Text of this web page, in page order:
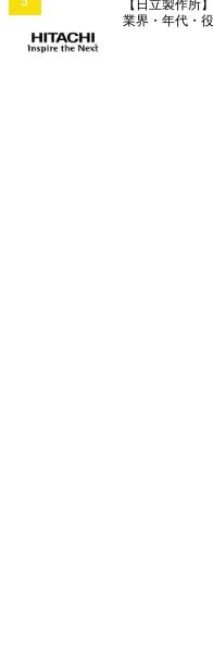
【日立製作所
業界・年代・